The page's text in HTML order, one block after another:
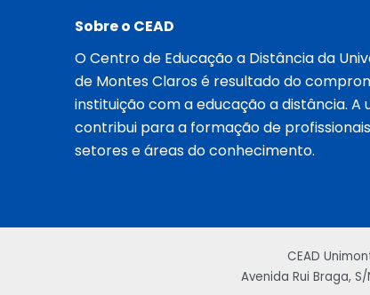
Sobre o CEAD
O Centro de Educação a Distância da
de Montes Claros é resultado do
instituição com a educação a distância. A
contribui para a formação de
setores e áreas do conhecimento.
CEAD
Avenida Rui Braga,